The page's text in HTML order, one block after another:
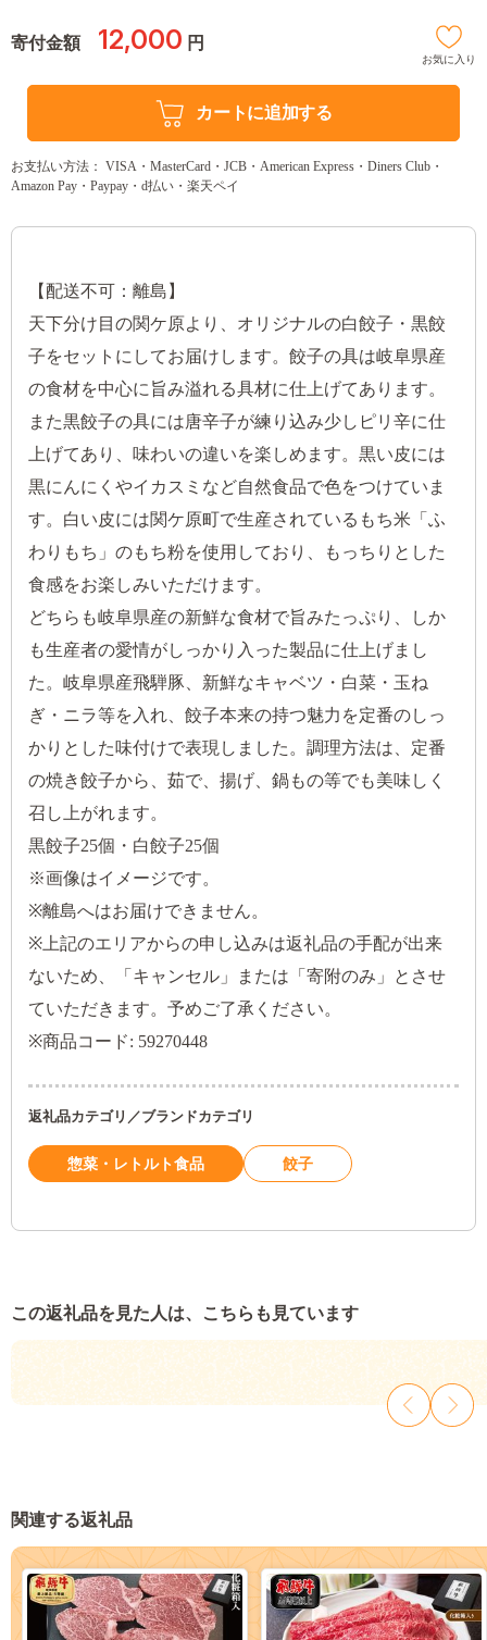
寄付金額 12,000 円
お気に入り
カートに追加する
お支払い方法： VISA・MasterCard・JCB・American Express・Diners Club・
Amazon Pay・Paypay・d払い・楽天ペイ
【配送不可：離島】
天下分け目の関ケ原より、オリジナルの白餃子・黒餃
子をセットにしてお届けします。餃子の具は岐阜県産
の食材を中心に旨み溢れる具材に仕上げてあります。
また黒餃子の具には唐辛子が練り込み少しピリ辛に仕
上げてあり、味わいの違いを楽しめます。黒い皮には
黒にんにくやイカスミなど自然食品で色をつけていま
す。白い皮には関ケ原町で生産されているもち米「ふ
わりもち」のもち粉を使用しており、もっちりとした
食感をお楽しみいただけます。
どちらも岐阜県産の新鮮な食材で旨みたっぷり、しか
も生産者の愛情がしっかり入った製品に仕上げまし
た。岐阜県産飛騨豚、新鮮なキャベツ・白菜・玉ね
ぎ・ニラ等を入れ、餃子本来の持つ魅力を定番のしっ
かりとした味付けで表現しました。調理方法は、定番
の焼き餃子から、茹で、揚げ、鍋もの等でも美味しく
召し上がれます。
黒餃子25個・白餃子25個
※画像はイメージです。
※離島へはお届けできません。
※上記のエリアからの申し込みは返礼品の手配が出来
ないため、「キャンセル」または「寄附のみ」とさせ
ていただきます。予めご了承ください。
※商品コード: 59270448
返礼品カテゴリ／ブランドカテゴリ
惣菜・レトルト食品 餃子
この返礼品を見た人は、こちらも見ています
関連する返礼品